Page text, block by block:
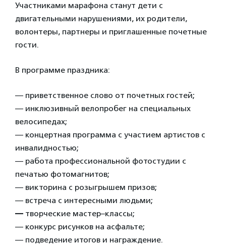
Участниками марафона станут дети с
двигательными нарушениями, их родители,
волонтеры, партнеры и приглашенные почетные
гости.
В программе праздника:
— приветственное слово от почетных гостей;
— инклюзивный велопробег на специальных
велосипедах;
— концертная программа с участием артистов с
инвалидностью;
— работа профессиональной фотостудии с
печатью фотомагнитов;
— викторина с розыгрышем призов;
— встреча с интересными людьми;
— творческие мастер–классы;
— конкурс рисунков на асфальте;
— подведение итогов и награждение.